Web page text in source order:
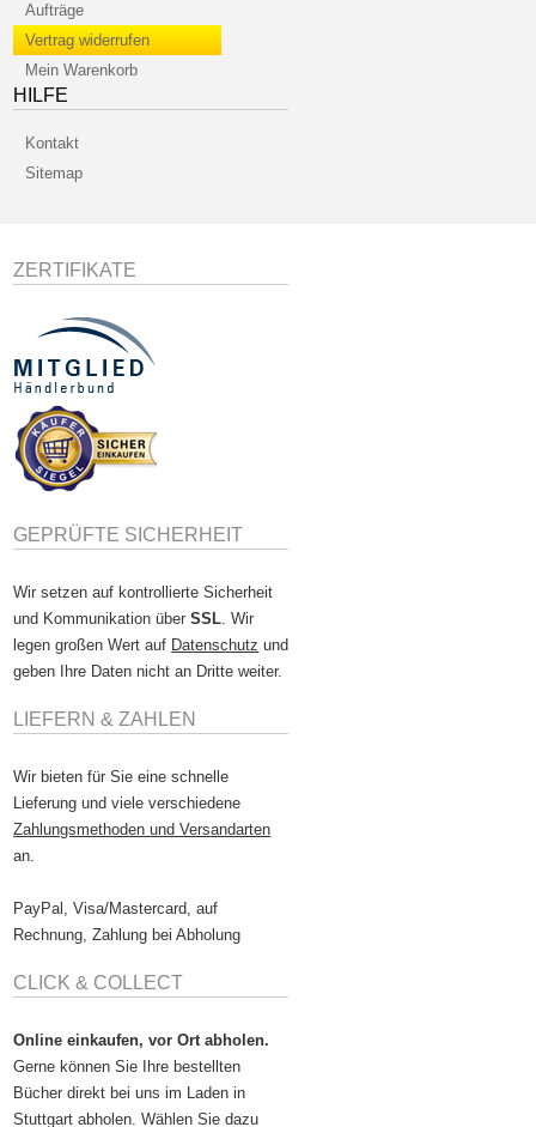
Aufträge
Vertrag widerrufen
Mein Warenkorb
HILFE
Kontakt
Sitemap
ZERTIFIKATE
GEPRÜFTE SICHERHEIT
Wir setzen auf kontrollierte Sicherheit
und Kommunikation überSSL. Wir
legen großen Wert auf Datenschutz und
geben Ihre Daten nicht an Dritte weiter.
LIEFERN & ZAHLEN
Wir bieten für Sie eine schnelle
Lieferung und viele verschiedene
Zahlungsmethoden und Versandarten
an.
PayPal, Visa/Mastercard, auf
Rechnung, Zahlung bei Abholung
CLICK & COLLECT
Online einkaufen, vor Ort abholen.
Gerne können Sie Ihre bestellten
Bücher direkt bei uns im Laden in
Stuttgart abholen. Wählen Sie dazu